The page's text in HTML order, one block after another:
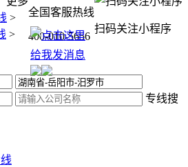
全国客服热线
400-010-5656
扫码关注小程序
>
>
专线搜